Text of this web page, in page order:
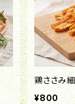
鶏ささみ
¥800